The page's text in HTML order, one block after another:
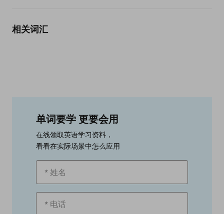
相关词汇
单词要学 更要会用
在线领取英语学习资料，
看看在实际场景中怎么应用